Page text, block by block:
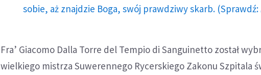
sobie, aż znajdzie Boga, swój prawdziwy skarb. (Sprawdź:
Fra’ Giacomo Dalla Torre del Tempio di Sanguinetto został
wielkiego mistrza Suwerennego Rycerskiego Zakonu Szpitala